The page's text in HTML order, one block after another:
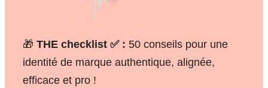
🎁 THE checklist ✅ : 50 conseils pour une
identité de marque authentique, alignée,
efficace et pro !